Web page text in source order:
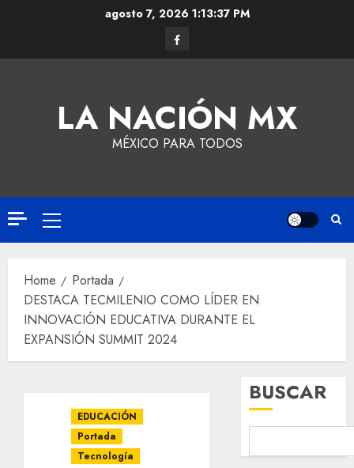
agosto 7, 2026 1:13:38 PM
LA NACIÓN MX
MÉXICO PARA TODOS
Home
Portada
DESTACA TECMILENIO COMO LÍDER EN
INNOVACIÓN EDUCATIVA DURANTE EL
EXPANSIÓN SUMMIT 2024
EDUCACIÓN
Portada
Tecnología
BUSCAR